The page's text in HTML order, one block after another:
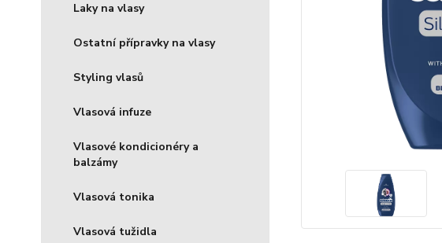
Laky na vlasy
Ostatní přípravky na vlasy
Styling vlasů
Vlasová infuze
Vlasové kondicionéry a
balzámy
Vlasová tonika
Vlasová tužidla